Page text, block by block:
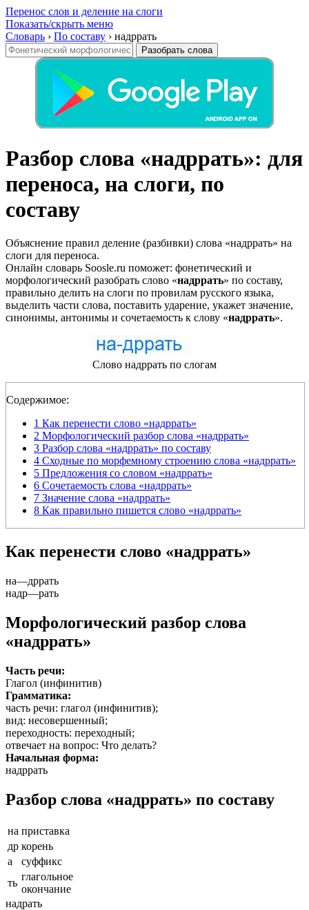
Перенос слов и деление на слоги
Показать/скрыть меню
Словарь › По составу › надррать
Разобрать слова
Разбор слова «надррать»: для
переноса, на слоги, по
составу
Объяснение правил деление (разбивки) слова «надррать» на
слоги для переноса.
Онлайн словарь Soosle.ru поможет: фонетический и
морфологический разобрать слово «надррать» по составу,
правильно делить на слоги по провилам русского языка,
выделить части слова, поставить ударение, укажет значение,
синонимы, антонимы и сочетаемость к слову «надррать».
Слово надррать по слогам
Содержимое:
1 Как перенести слово «надррать»
2 Морфологический разбор слова «надррать»
3 Разбор слова «надррать» по составу
4 Сходные по морфемному строению слова «надррать»
5 Предложения со словом «надррать»
6 Сочетаемость слова «надррать»
7 Значение слова «надррать»
8 Как правильно пишется слово «надррать»
Как перенести слово «надррать»
на—дррать
надр—рать
Морфологический разбор слова
«надррать»
Часть речи:
Глагол (инфинитив)
Грамматика:
часть речи: глагол (инфинитив);
вид: несовершенный;
переходность: переходный;
отвечает на вопрос: Что делать?
Начальная форма:
надррать
Разбор слова «надррать» по составу
на приставка
др корень
а
суффикс
ть
глагольное
окончание
надрать